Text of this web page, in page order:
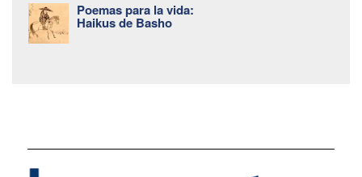
Poemas para la vida:
Haikus de Basho